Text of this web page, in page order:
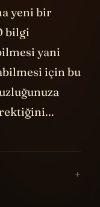
yeni bir
bilgi
yani
için bu